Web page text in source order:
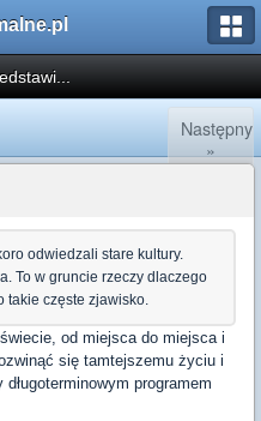
Następny
»
odwiedzali stare kultury.
To w gruncie rzeczy dlaczego
takie częste zjawisko.
od miejsca do miejsca i
się tamtejszemu życiu i
programem